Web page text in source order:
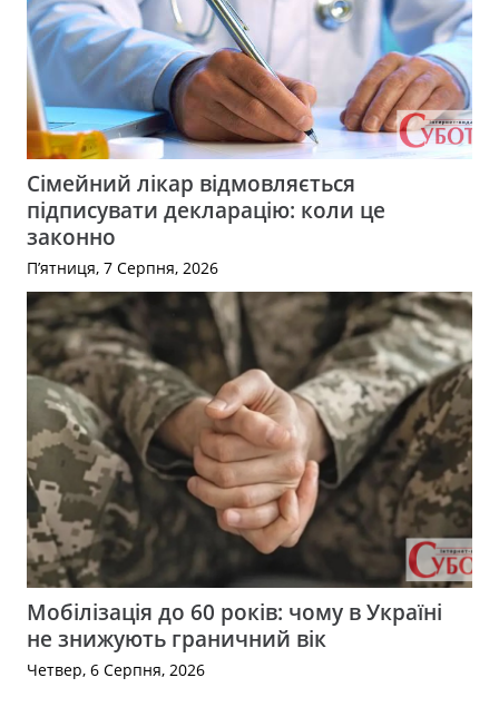
Сімейний лікар відмовляється
підписувати декларацію: коли це
законно
П’ятниця, 7 Серпня, 2026
Мобілізація до 60 років: чому в Україні
не знижують граничний вік
Четвер, 6 Серпня, 2026